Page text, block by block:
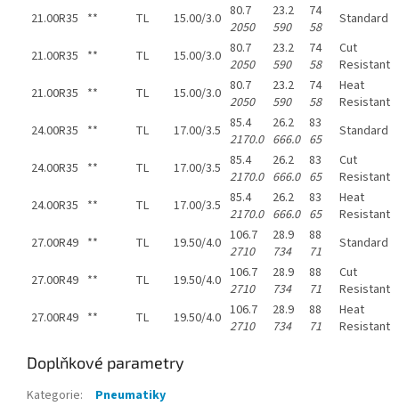
21.00R35 ** TL 15.00/3.0 80.7
2050
23.2
590
74
58
Standard
21.00R35 ** TL 15.00/3.0 80.7
2050
23.2
590
74
58
Cut
Resistant
21.00R35 ** TL 15.00/3.0 80.7
2050
23.2
590
74
58
Heat
Resistant
24.00R35 ** TL 17.00/3.5 85.4
2170.0
26.2
666.0
83
65
Standard
24.00R35 ** TL 17.00/3.5 85.4
2170.0
26.2
666.0
83
65
Cut
Resistant
24.00R35 ** TL 17.00/3.5 85.4
2170.0
26.2
666.0
83
65
Heat
Resistant
27.00R49 ** TL 19.50/4.0 106.7
2710
28.9
734
88
71
Standard
27.00R49 ** TL 19.50/4.0 106.7
2710
28.9
734
88
71
Cut
Resistant
27.00R49 ** TL 19.50/4.0 106.7
2710
28.9
734
88
71
Heat
Resistant
Doplňkové parametry
Kategorie:
Pneumatiky